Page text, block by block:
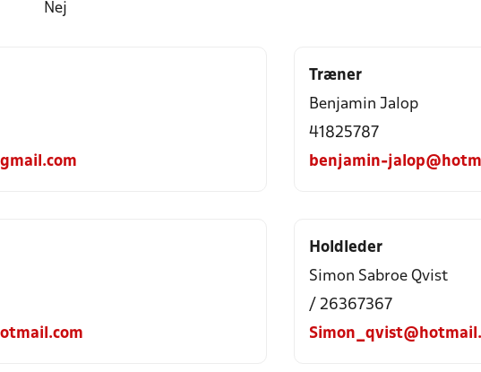
Nej
Træner
Benjamin Jalop
41825787
benjamin-
Holdleder
Simon Sabroe Qvist
/ 26367367